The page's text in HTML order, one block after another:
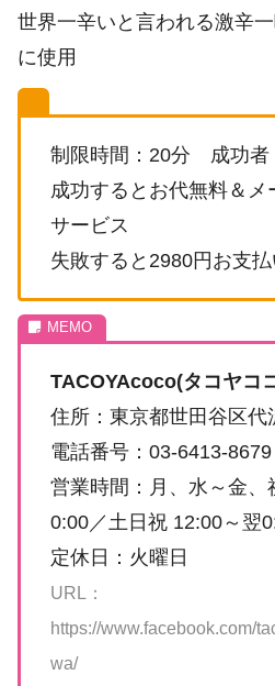
世界一辛いと言われる激辛
に使用
制限時間：20分 成功者
成功するとお代無料＆メ
サービス
失敗すると2980円お支払
TACOYAcoco(タコヤコ
住所：東京都世田谷区代
電話番号：03-6413-8679
営業時間：月、水～金、
0:00／土日祝 12:00～翌
定休日：火曜日
URL：
https://www.facebook.com/
wa/